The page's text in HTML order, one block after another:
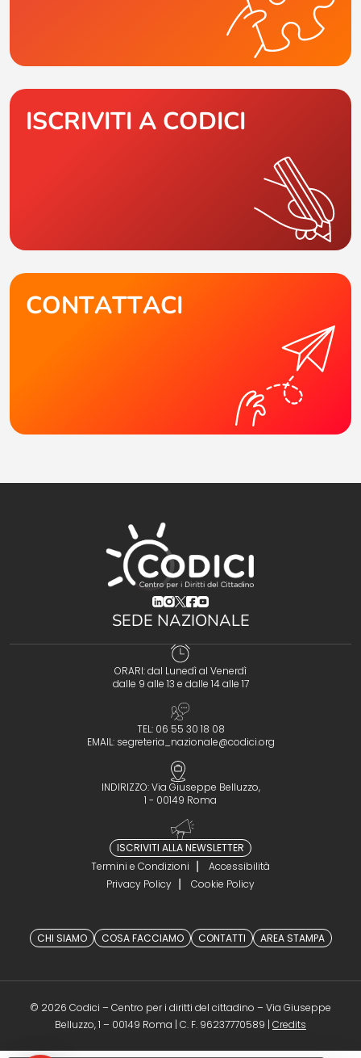
ISCRIVITI A CODICI
CONTATTACI
(opens in a new tab)
(opens in a new tab)
(opens in a new tab)
(opens in a new tab)
(opens in a new tab)
SEDE NAZIONALE
ORARI: dal Lunedì al Venerdì
dalle 9 alle 13 e dalle 14 alle 17
TEL: 06 55 30 18 08
EMAIL: segreteria_nazionale@codici.org
INDIRIZZO: Via Giuseppe Belluzzo,
1 - 00149 Roma
ISCRIVITI ALLA NEWSLETTER
Termini e Condizioni
Accessibilità
Privacy Policy
Cookie Policy
CHI SIAMO COSA FACCIAMO CONTATTI AREA STAMPA
© 2026 Codici – Centro per i diritti del cittadino – Via Giuseppe
Belluzzo, 1 – 00149 Roma | C. F. 96237770589 | Credits